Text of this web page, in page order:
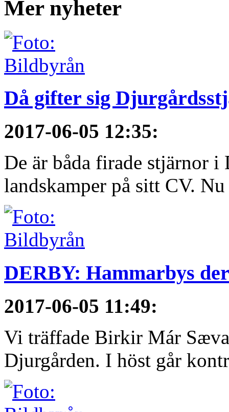
Mer nyheter
Då gifter sig
2017-06-05 12:35:
De är båda firade stjärnor i
landskamper på sitt CV.
DERBY: Hammarbys
2017-06-05 11:49:
Vi träffade Birkir Már
Djurgården. I höst går